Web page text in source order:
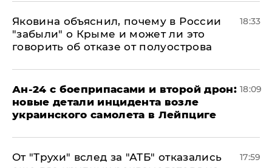
Яковина объяснил, почему в России
"забыли" о Крыме и может ли это
говорить об отказе от полуострова
18:33
Ан-24 с боеприпасами и второй дрон:
новые детали инцидента возле
украинского самолета в Лейпциге
18:09
От "Трухи" вслед за "АТБ" отказались
17:59